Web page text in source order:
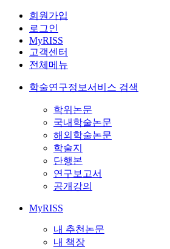
회원가입
로그인
MyRISS
고객센터
전체메뉴
학술연구정보서비스 검색
학위논문
국내학술논문
해외학술논문
학술지
단행본
연구보고서
공개강의
MyRISS
내 추천논문
내 책장